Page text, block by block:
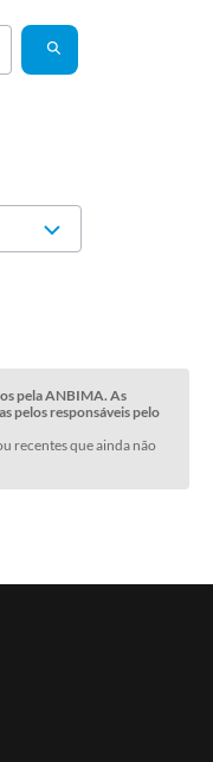
pela ANBIMA. As
pelos responsáveis pelo
recentes que ainda não